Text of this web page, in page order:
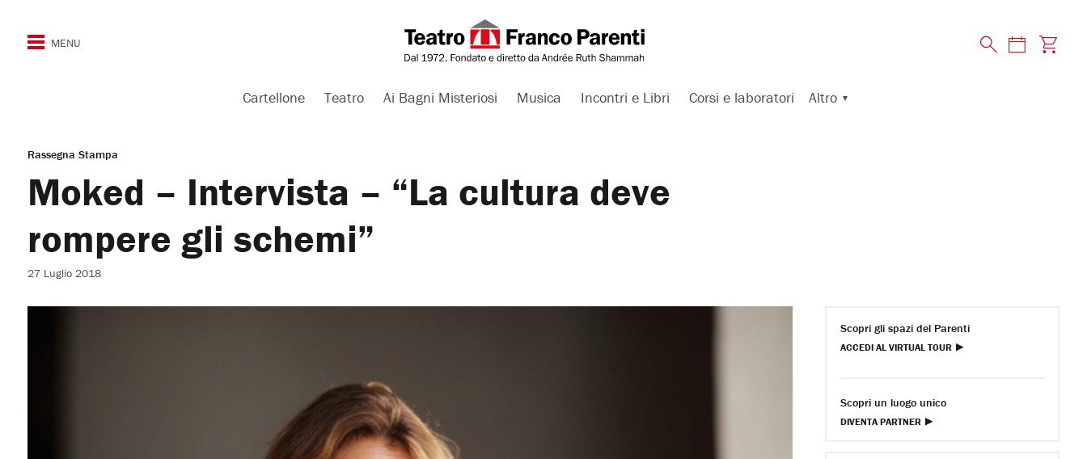
Cartellone Teatro Ai Bagni Misteriosi Musica Incontri e Libri Corsi e laboratori Altro
Rassegna Stampa
Moked – Intervista – “La cultura deve
rompere gli schemi”
27 Luglio 2018
Scopri gli spazi del Parenti
ACCEDI AL VIRTUAL TOUR
Scopri un luogo unico
DIVENTA PARTNER